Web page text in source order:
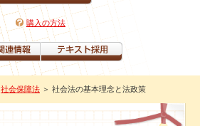
購入の方法
社会保障法 ＞ 社会法の基本理念と法政策